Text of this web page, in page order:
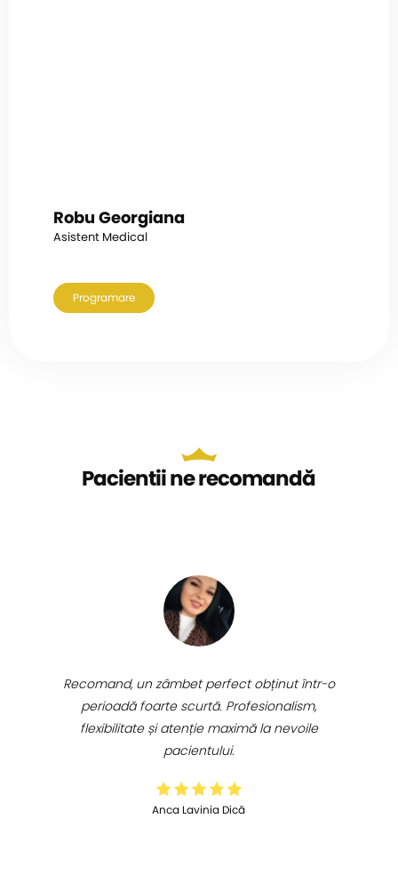
Robu Georgiana
Asistent Medical
Programare
Pacientii ne recomandă
Recomand, un zâmbet perfect obținut într-o
perioadă foarte scurtă. Profesionalism,
flexibilitate și atenție maximă la nevoile
pacientului.
Anca Lavinia Dică